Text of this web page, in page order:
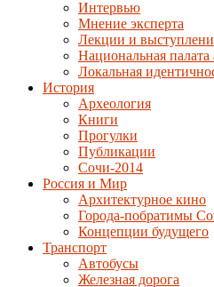
Интервью
Мнение эксперта
Лекции и
Национальная палата
Локальная
История
Археология
Книги
Прогулки
Публикации
Сочи-2014
Россия и Мир
Архитектурное кино
Города-побратимы
Концепции будущего
Транспорт
Автобусы
Железная дорога